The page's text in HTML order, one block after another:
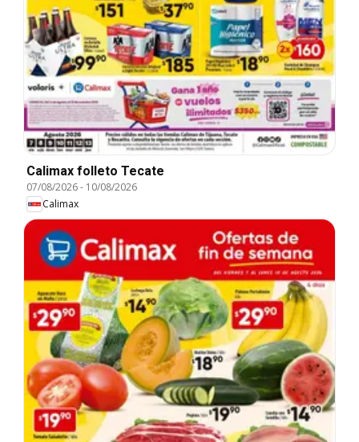
Calimax folleto Tecate
07/08/2026- 10/08/2026
Calimax